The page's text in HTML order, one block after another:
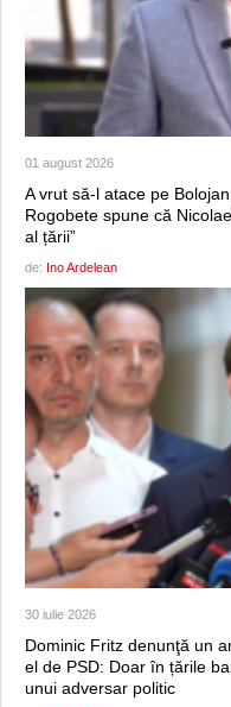
01 august 2026
A vrut să-l atace pe
Rogobete spune că
al țării”
de: Ino Ardelean
30 iulie 2026
Dominic Fritz denunţă un
el de PSD: Doar în țările
unui adversar politic